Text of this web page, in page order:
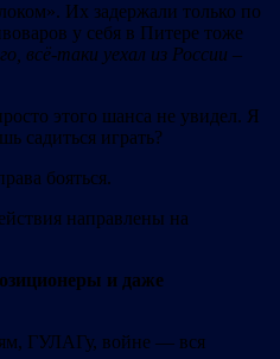
Их задержали только по
у себя в Питере тоже
всё-таки уехал из России –
этого шанса не увидел. Я
садиться играть?
бояться.
направлены на
и даже
ГУЛАГу, войне — вся